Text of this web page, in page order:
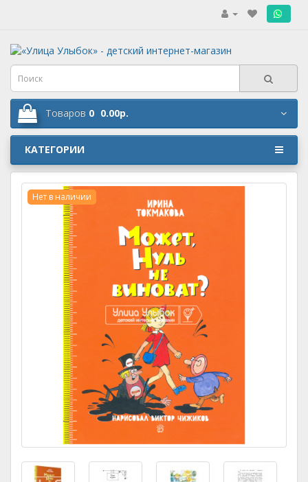
Товаров 0 0.00р.
КАТЕГОРИИ
Нет в наличии